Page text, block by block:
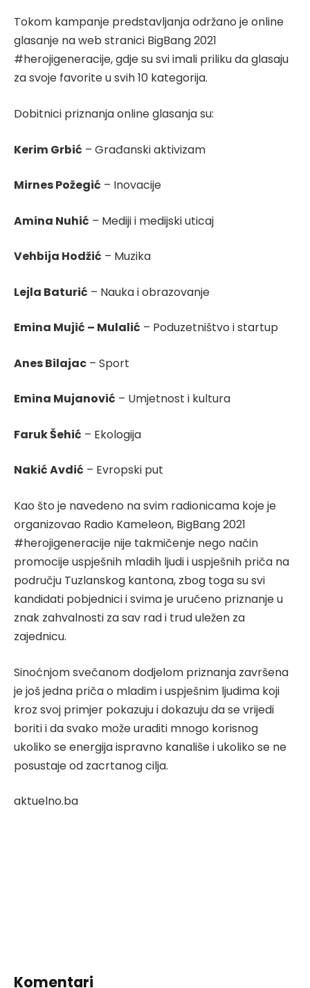
Tokom kampanje predstavljanja održano je online
glasanje na web stranici BigBang 2021
#herojigeneracije, gdje su svi imali priliku da glasaju
za svoje favorite u svih 10 kategorija.
Dobitnici priznanja online glasanja su:
Kerim Grbić – Građanski aktivizam
Mirnes Požegić – Inovacije
Amina Nuhić – Mediji i medijski uticaj
Vehbija Hodžić – Muzika
Lejla Baturić – Nauka i obrazovanje
Emina Mujić – Mulalić – Poduzetništvo i startup
Anes Bilajac – Sport
Emina Mujanović – Umjetnost i kultura
Faruk Šehić – Ekologija
Nakić Avdić – Evropski put
Kao što je navedeno na svim radionicama koje je
organizovao Radio Kameleon, BigBang 2021
#herojigeneracije nije takmičenje nego način
promocije uspješnih mladih ljudi i uspješnih priča na
području Tuzlanskog kantona, zbog toga su svi
kandidati pobjednici i svima je uručeno priznanje u
znak zahvalnosti za sav rad i trud uležen za
zajednicu.
Sinoćnjom svečanom dodjelom priznanja završena
je još jedna priča o mladim i uspješnim ljudima koji
kroz svoj primjer pokazuju i dokazuju da se vrijedi
boriti i da svako može uraditi mnogo korisnog
ukoliko se energija ispravno kanališe i ukoliko se ne
posustaje od zacrtanog cilja.
aktuelno.ba
Komentari